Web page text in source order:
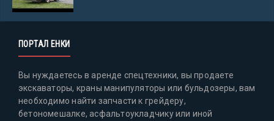
ПОРТАЛ ЕНКИ
Вы нуждаетесь в аренде спецтехники, вы продаете
экскаваторы, краны манипуляторы или бульдозеры, вам
необходимо найти запчасти к грейдеру,
бетономешалке, асфальтоукладчику или иной